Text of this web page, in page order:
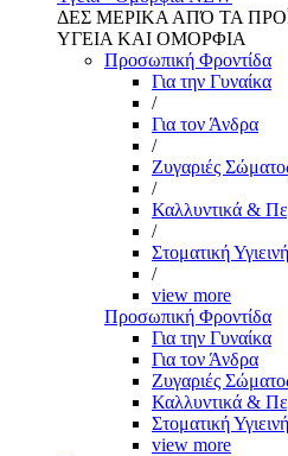
ΔΕΣ ΜΕΡΙΚΑ ΑΠΌ ΤΑ
ΥΓΕΙΑ ΚΑΙ ΟΜΟΡΦΙΑ
Προσωπική Φροντίδα
Για την Γυναίκα
/
Για τον Άνδρα
/
Ζυγαριές
/
Καλλυντικά &
/
Στοματική Υγιεινή
/
view more
Προσωπική Φροντίδα
Για την Γυναίκα
Για τον Άνδρα
Ζυγαριές
Καλλυντικά &
Στοματική Υγιεινή
view more